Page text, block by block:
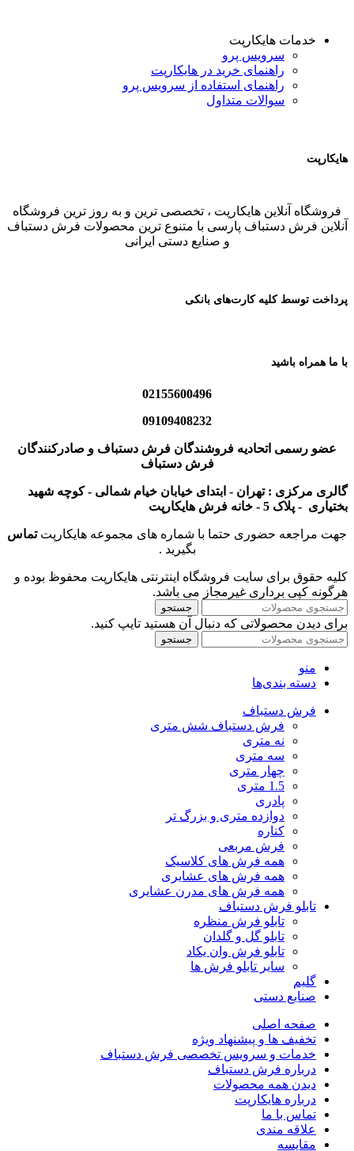
خدمات هایکارپت
سرویس پرو
راهنمای خرید در هایکارپت
راهنمای استفاده از سرویس پرو
سوالات متداول
هایکارپت
فروشگاه آنلاین هایکارپت ، تخصصی ترین و به روز ترین فروشگاه
آنلاین فرش دستباف پارسی با متنوع ترین محصولات فرش دستباف
و صنایع دستی ایرانی
پرداخت توسط کلیه کارت‌های بانکی
با ما همراه باشید
02155600496
09109408232
عضو رسمی اتحادیه فروشندگان فرش دستباف و صادرکنندگان
فرش دستباف
گالری مرکزی : تهران - ابتدای خیابان خیام شمالی - کوچه شهید
بختیاری - پلاک 5 - خانه فرش هایکارپت
جهت مراجعه حضوری حتما با شماره های مجموعه هایکارپتتماس
بگیرید .
کلیه حقوق برای سایت فروشگاه اینترنتی هایکارپت محفوظ بوده و
هرگونه کپی برداری غیرمجاز می باشد.
جستجو
برای دیدن محصولاتی که دنبال آن هستید تایپ کنید.
جستجو
منو
دسته بندی‌ها
فرش دستباف
فرش دستباف شش متری
نه متری
سه متری
چهار متری
1.5 متری
پادری
دوازده متری و بزرگ تر
کناره
فرش مربعی
همه فرش های کلاسیک
همه فرش های عشایری
همه فرش های مدرن عشایری
تابلو فرش دستباف
تابلو فرش منظره
تابلو گل و گلدان
تابلو فرش وان یکاد
سایر تابلو فرش ها
گلیم
صنایع دستی
صفحه اصلی
تخفیف ها و پیشنهاد ویژه
خدمات و سرویس تخصصی فرش دستباف
درباره فرش دستباف
دیدن همه محصولات
درباره هایکارپت
تماس با ما
علاقه مندی
مقايسه